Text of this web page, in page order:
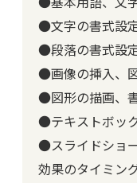
●文字の書式設
●段落の書式設
●画像の挿入、
●図形の描画、
●テキストボッ
●スライドショ
効果のタイミン